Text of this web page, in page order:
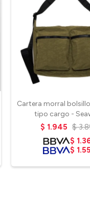
Cartera morral
tipo cargo -
$ 1.945 $
$
$